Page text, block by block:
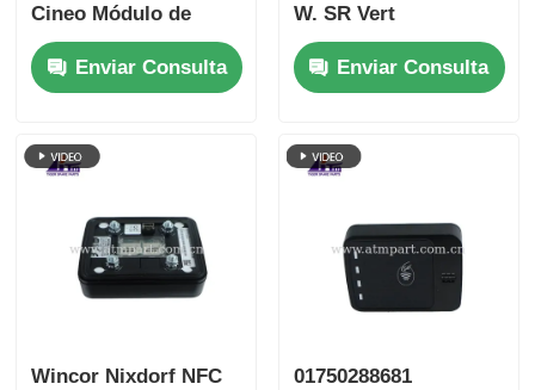
Cineo Módulo de
entrada-salida
Bandeja de cliente
CRS
Enviar Consulta
W. SR Vert
1750109666
01750109666 El
módulo de
equipos de
ensamblaje de los
ensamblaje de los
equipos de
ensamblaje
Enviar Consulta
Wincor Nixdorf NFC
01750288681